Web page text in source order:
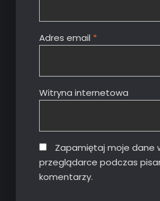
Adres email *
Witryna internetowa
Zapamiętaj moje dane
przeglądarce podczas
komentarzy.